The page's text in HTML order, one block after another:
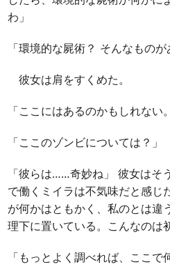
わ」
「環境的な屍術？ そんなものが
彼女は肩をすくめた。
「ここにはあるのかもしれない
「ここのゾンビについては？」
「彼らは……奇妙ね」 彼女はそ
で働くミイラは不気味だと感じ
が何かはともかく、私のとは違
理下に置いている。こんなのは
「もっとよく調べれば、ここ